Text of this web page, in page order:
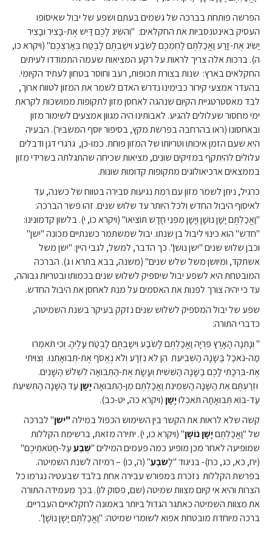
הפרשה פותחת בברכה של גשמים בעתם ושפע של יבול שאיסופו
העסיק באינטנסביות את החקלאים: "וְהִשִּׂיג לָכֶם דַּיִשׁ אֶת-בָּצִיר וּבָצִיר
יַשִּׂיג אֶת-זָרַע וַאֲכַלְתֶּם לַחְמְכֶם לָשֹׂבַע וִישַׁבְתֶּם לָבֶטַח בְּאַרְצְכֶם" (ויקרא כו,
ה). ברכות אלה צריך לראות על רקע המציאות שעמה התמודדו לעיתים
החקלאים בארץ: שנות בצורת תכופות, רעב וחוסר בטחון לעתיד הקיומי.
בהעדר אמצעי קירור כבימינו נדרש האדם לשמר את המזון לטווח ארוך,
לבד מאסטרטגיית הקיום שנהגה לאחסן מזון לתקופות ממושכות לקראת
ימי מחסור שעלולים להגיע. לאבותינו היה מגוון אמצעים לשימור מזון
ובאחסונו (ראו בהרחבה בפרשת מקץ, בסיפור יוסף המשביר). הבעיה
היא שעם הזמן איכותו וטריותו של המזון פוחת. כמו-כן, גרגרי דגן ודבלים
עלולים להיתקף במזיקים שונים, מציאות שכיחה שהתגלתה בשרידי מזון
בממצאים ארכיאולוגים מתקופות קדומות שונות.
כרגיל, ניתן לשמר מזון עם רמת נגיעות סבירה בטווח של כשנה, עד
לאיסוף היבול החדש ולכל היותר עד שלוש שנים. זהו פשר הברכה:
"וַאֲכַלְתֶּם יָשָׁן נוֹשָׁן וְיָשָׁן מִפְּנֵי חָדָשׁ תּוֹצִיאוּ" (ויקרא כו, י). בלשון קדמונינו:
"חדש" הוא כינוי ליבול בן שנתו. יבול שמשתמר כשנתיים מכונה "ישן"
וכבן שלוש שנים "ישן נושן". כך הדבר, למשל, לגבי היין: "ישן משל
אשתקד, ומיושן משל שלש שנים" (משנה, בבא בתרא ו ג). הברכה
המובטחת היא לשפע יבול שיספיק לשלוש שנים בכמותו ובטריות גבוהה,
עד כי יהיה צורך לפנות את האסמים על מנת לאחסן את היבול החדש.
שפע של יבול המספיק לשלוש שנים נזקק בעיקר בשנת השמיטה,
כדברי התורה:
" וְנָתְנָה הָאָרֶץ פִּרְיָהּ וַאֲכַלְתֶּם לָשֹׂבַע וִישַׁבְתֶּם לָבֶטַח עָלֶיהָ. וְכִי תֹאמְרוּ
מַה-נֹּאכַל בַּשָּׁנָה הַשְּׁבִיעִת הֵן לֹא נִזְרָע וְלֹא נֶאֱסֹף אֶת-תְּבוּאָתֵנוּ. וְצִוִּיתִי
אֶת-בִּרְכָתִי לָכֶם בַּשָּׁנָה הַשִּׁשִּׁית וְעָשָׂת אֶת-הַתְּבוּאָה לִשְׁלֹשׁ הַשָּׁנִים.
וּזְרַעְתֶּם אֵת הַשָּׁנָה הַשְּׁמִינִת וַאֲכַלְתֶּם מִן-הַתְּבוּאָהיָשָׁןעַד הַשָּׁנָה הַתְּשִׁיעִת
עַד-בּוֹא תְּבוּאָתָהּ תֹּאכְלוּיָשָׁן(ויקרא כה, יט-כב).
קשה שלא לראות את הקשר בין השימוש הכפול במילה"ישן" לברכה
של "וַאֲכַלְתֶּםיָשָׁן נוֹשָׁן" (ויקרא כו, י). יתירה מזאת, ברשימת הקללות
שמופיעה לאחר מכן מופיע כמה פעמים המילים "שֶׁבַעעַל-חַטֹּאתֵיכֶם"
(יח, כא, כג, כח)- בניגוד "לָשׂבַע" (ה, כו) – רמיזה לשנת השמיטה.
בפרשת הקללות נזכרת במפורש עבירה אחת בלבד שבעטיה נגרמו כל
הצרות והיא אי קיום מצוות שמיטה (שם, פסוק לו). בכך מעמידה התורה
את מצוות השמיטה כאתגר הגדול ביותר באמונה לחקלאיים העבריים.
ברכה מיוחדת מובטחת אפוא לשומרי שמיטה: "וַאֲכַלְתֶּם יָשָׁן נוֹשָׁן".